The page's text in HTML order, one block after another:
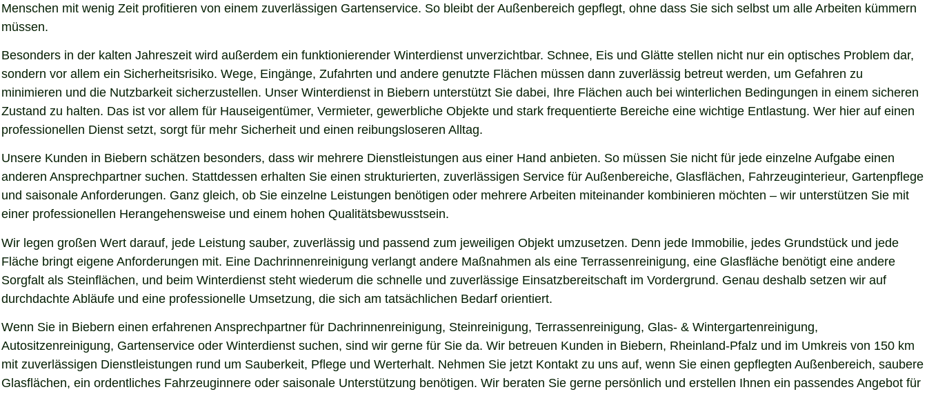
Menschen mit wenig Zeit profitieren von einem zuverlässigen Gartenservice. So bleibt der Außenbereich gepflegt, ohne dass Sie sich selbst um alle Arbeiten kümmern
müssen.
Besonders in der kalten Jahreszeit wird außerdem ein funktionierender Winterdienst unverzichtbar. Schnee, Eis und Glätte stellen nicht nur ein optisches Problem dar,
sondern vor allem ein Sicherheitsrisiko. Wege, Eingänge, Zufahrten und andere genutzte Flächen müssen dann zuverlässig betreut werden, um Gefahren zu
minimieren und die Nutzbarkeit sicherzustellen. Unser Winterdienst in Biebern unterstützt Sie dabei, Ihre Flächen auch bei winterlichen Bedingungen in einem sicheren
Zustand zu halten. Das ist vor allem für Hauseigentümer, Vermieter, gewerbliche Objekte und stark frequentierte Bereiche eine wichtige Entlastung. Wer hier auf einen
professionellen Dienst setzt, sorgt für mehr Sicherheit und einen reibungsloseren Alltag.
Unsere Kunden in Biebern schätzen besonders, dass wir mehrere Dienstleistungen aus einer Hand anbieten. So müssen Sie nicht für jede einzelne Aufgabe einen
anderen Ansprechpartner suchen. Stattdessen erhalten Sie einen strukturierten, zuverlässigen Service für Außenbereiche, Glasflächen, Fahrzeuginterieur, Gartenpflege
und saisonale Anforderungen. Ganz gleich, ob Sie einzelne Leistungen benötigen oder mehrere Arbeiten miteinander kombinieren möchten – wir unterstützen Sie mit
einer professionellen Herangehensweise und einem hohen Qualitätsbewusstsein.
Wir legen großen Wert darauf, jede Leistung sauber, zuverlässig und passend zum jeweiligen Objekt umzusetzen. Denn jede Immobilie, jedes Grundstück und jede
Fläche bringt eigene Anforderungen mit. Eine Dachrinnenreinigung verlangt andere Maßnahmen als eine Terrassenreinigung, eine Glasfläche benötigt eine andere
Sorgfalt als Steinflächen, und beim Winterdienst steht wiederum die schnelle und zuverlässige Einsatzbereitschaft im Vordergrund. Genau deshalb setzen wir auf
durchdachte Abläufe und eine professionelle Umsetzung, die sich am tatsächlichen Bedarf orientiert.
Wenn Sie in Biebern einen erfahrenen Ansprechpartner für Dachrinnenreinigung, Steinreinigung, Terrassenreinigung, Glas- & Wintergartenreinigung,
Autositzenreinigung, Gartenservice oder Winterdienst suchen, sind wir gerne für Sie da. Wir betreuen Kunden in Biebern, Rheinland-Pfalz und im Umkreis von 150 km
mit zuverlässigen Dienstleistungen rund um Sauberkeit, Pflege und Werterhalt. Nehmen Sie jetzt Kontakt zu uns auf, wenn Sie einen gepflegten Außenbereich, saubere
Glasflächen, ein ordentliches Fahrzeuginnere oder saisonale Unterstützung benötigen. Wir beraten Sie gerne persönlich und erstellen Ihnen ein passendes Angebot für